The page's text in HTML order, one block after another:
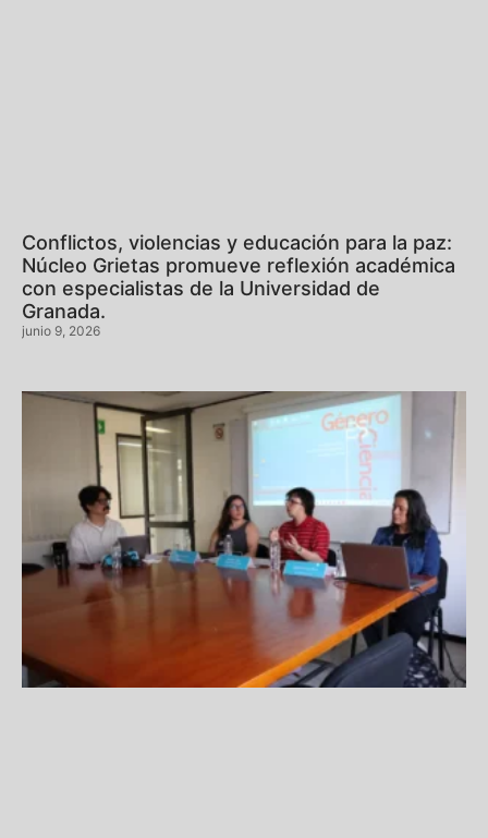
Conflictos, violencias y educación para la paz:
Núcleo Grietas promueve reflexión académica
con especialistas de la Universidad de
Granada.
junio 9, 2026